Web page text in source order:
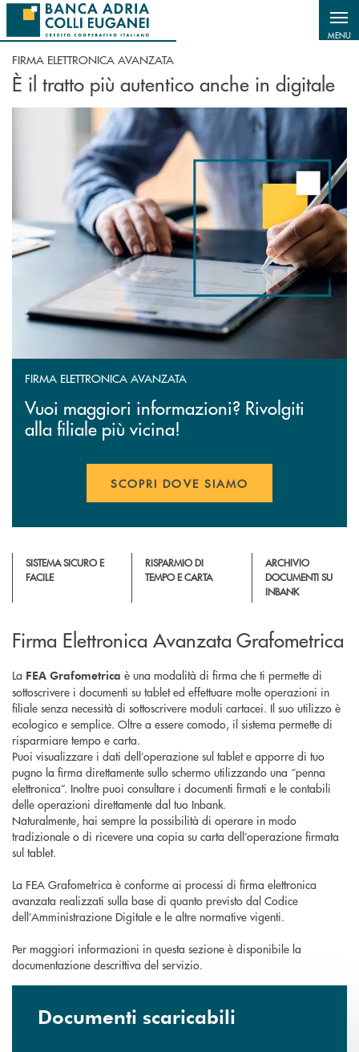
Salta al contenuto principale
MENU
FIRMA ELETTRONICA AVANZATA
È il tratto più autentico anche in digitale
FIRMA ELETTRONICA AVANZATA
Vuoi maggiori informazioni? Rivolgiti
alla filiale più vicina!
SCOPRI DOVE SIAMO
SISTEMA SICURO E
FACILE
RISPARMIO DI
TEMPO E CARTA
ARCHIVIO
DOCUMENTI SU
INBANK
Firma Elettronica Avanzata Grafometrica
La FEA Grafometrica è una modalità di firma che ti permette di
sottoscrivere i documenti su tablet ed effettuare molte operazioni in
filiale senza necessità di sottoscrivere moduli cartacei. Il suo utilizzo è
ecologico e semplice. Oltre a essere comodo, il sistema permette di
risparmiare tempo e carta.
Puoi visualizzare i dati dell’operazione sul tablet e apporre di tuo
pugno la firma direttamente sullo schermo utilizzando una “penna
elettronica”. Inoltre puoi consultare i documenti firmati e le contabili
delle operazioni direttamente dal tuo Inbank.
Naturalmente, hai sempre la possibilità di operare in modo
tradizionale o di ricevere una copia su carta dell’operazione firmata
sul tablet.
La FEA Grafometrica è conforme ai processi di firma elettronica
avanzata realizzati sulla base di quanto previsto dal Codice
dell’Amministrazione Digitale e le altre normative vigenti.
Per maggiori informazioni in questa sezione è disponibile la
documentazione descrittiva del servizio.
Documenti scaricabili